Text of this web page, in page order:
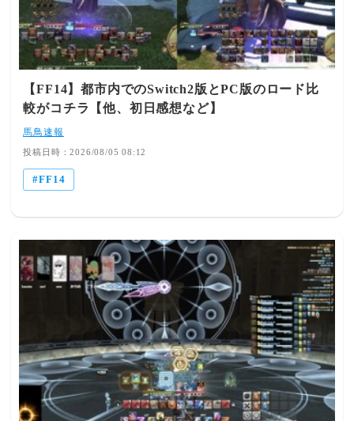
05:24:30.48 ID:rCJkmCfR0 (2/2回レス) [] [-] ▽どうも
Switch2の性能の問題では無さそう？ 674： とあるヒカセ
ンさん@ξﾟ⊿ﾟ)ξ： 2026/08/05(水) 05:26:30.77
ID:1zsHtIbn0 (11/13回レス) [] [-] ▽タイトル画面からイ
ンしたとき時間かからんのだからやりくりの問題だと思う
けどなぁ 686： とあるヒカセンさん@ξﾟ⊿ﾟ)ξ：
2026/08/05(水) 06:10:03.38 ID:lOI+gZ0G0 (1/14回レス) []
[-] ▽初動の評判の影響を舐めすぎなんよ🥺これこそ緊急
メンテして今週中に対応しろや🥺 689： とあるヒカセン
さん@ξﾟ⊿ﾟ)ξ： 2026/08/05(水) 06:22:33.16 ID:ztwleenpM
(1/1回レス) [] [-] ▽◯◯◯の「闇の世界でSwitchユーザー
😅」が一番面白かった 695： とあるヒカセンさん@ξﾟ
レス) [] [-] ▽IDでも何でもSwitchユーザー側からすると
待たせてるんだ申し訳ないな〜って思わせるのもストレス
やろな🥺 698： とあるヒカセンさん@ξﾟ⊿ﾟ)ξ：
2026/08/05(水) 06:47:40.10 ID:h9GocGvgd (1/1回レス) []
[-] ▽IDはまだしもアラルレでスイッチ奴と当たったら死
ぬほど待たされるってこと？ 699： とあるヒカセンさん
@ξﾟ⊿ﾟ)ξ： 2026/08/05(水) 06:49:03.90 ID:byJCAW3sd
(1/1回レス) [] [-] ▽>>698変なワッカに監禁されるんだ
🥺 706： とあるヒカセンさん@ξﾟ⊿ﾟ)ξ： 2026/08/05(水)
06:57:08.09 ID:Vt0sF49V0 (18/18回レス) [] [-] ▽>>699ま
【FF14】都市内でのSwitch2版とPC版のロード比
較がコチラ【他、初日感想など】
馬鳥速報
投稿日時：2026/08/05 08:12
FF14